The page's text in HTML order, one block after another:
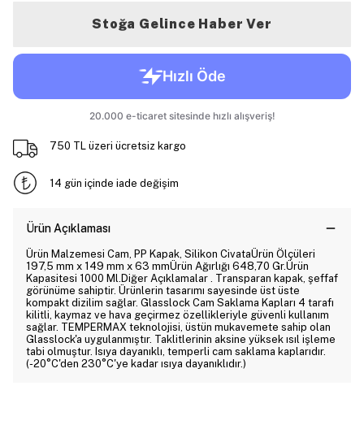
Stoğa Gelince Haber Ver
750 TL üzeri ücretsiz kargo
14 gün içinde iade değişim
Ürün Açıklaması
Ürün Malzemesi Cam, PP Kapak, Silikon CivataÜrün Ölçüleri
197,5 mm x 149 mm x 63 mmÜrün Ağırlığı 648,70 Gr.Ürün
Kapasitesi 1000 Ml.Diğer Açıklamalar . Transparan kapak, şeffaf
görünüme sahiptir. Ürünlerin tasarımı sayesinde üst üste
kompakt dizilim sağlar. Glasslock Cam Saklama Kapları 4 tarafı
kilitli, kaymaz ve hava geçirmez özellikleriyle güvenli kullanım
sağlar. TEMPERMAX teknolojisi, üstün mukavemete sahip olan
Glasslock'a uygulanmıştır. Taklitlerinin aksine yüksek ısıl işleme
tabi olmuştur. Isıya dayanıklı, temperli cam saklama kaplarıdır.
(-20°C'den 230°C'ye kadar ısıya dayanıklıdır.)